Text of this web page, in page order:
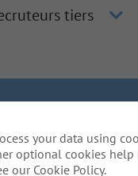
tiers
relative aux
d'adaptation
your data using
optional cookies help
our Cookie Policy.